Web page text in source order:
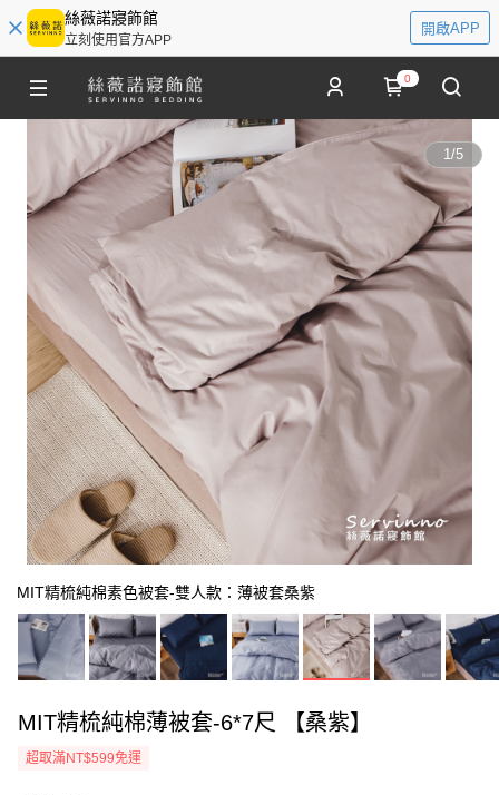
絲薇諾寢飾館
立刻使用官方APP
開啟APP
0
1/5
MIT精梳純棉素色被套-雙人款：薄被套桑紫
MIT精梳純棉薄被套-6*7尺 【桑紫】
超取滿NT$599免運